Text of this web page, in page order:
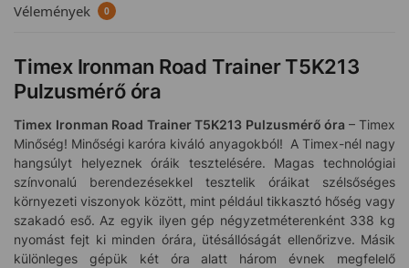
Vélemények 0
Timex Ironman Road Trainer T5K213
Pulzusmérő óra
Timex Ironman Road Trainer T5K213 Pulzusmérő óra – Timex
Minőség! Minőségi karóra kiváló anyagokból! A Timex-nél nagy
hangsúlyt helyeznek óráik tesztelésére. Magas technológiai
színvonalú berendezésekkel tesztelik óráikat szélsőséges
környezeti viszonyok között, mint például tikkasztó hőség vagy
szakadó eső. Az egyik ilyen gép négyzetméterenként 338 kg
nyomást fejt ki minden órára, ütésállóságát ellenőrizve. Másik
különleges gépük két óra alatt három évnek megfelelő